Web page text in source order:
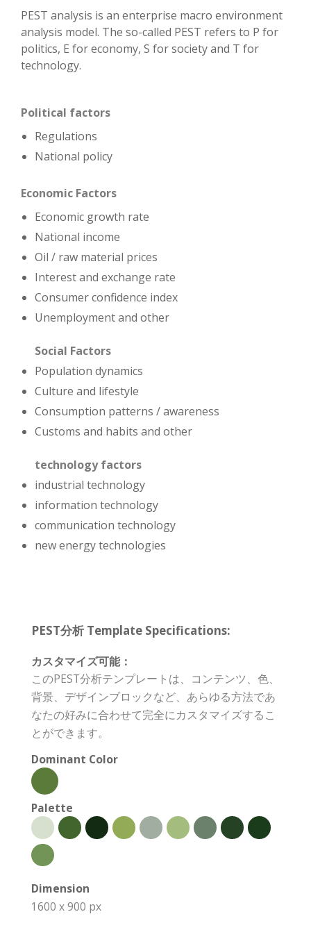
PEST analysis is an enterprise macro environment
analysis model. The so-called PEST refers to P for
politics, E for economy, S for society and T for
technology.
Political factors
Regulations
National policy
Economic Factors
Economic growth rate
National income
Oil / raw material prices
Interest and exchange rate
Consumer confidence index
Unemployment and other
Social Factors
Population dynamics
Culture and lifestyle
Consumption patterns / awareness
Customs and habits and other
technology factors
industrial technology
information technology
communication technology
new energy technologies
PEST分析 Template Specifications:
カスタマイズ可能：
このPEST分析テンプレートは、コンテンツ、色、
背景、デザインブロックなど、あらゆる方法であ
なたの好みに合わせて完全にカスタマイズするこ
とができます。
Dominant Color
Palette
Dimension
1600 x 900 px